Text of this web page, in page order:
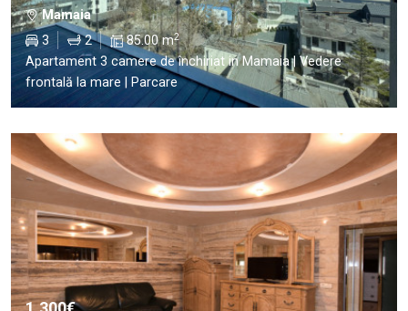
Mamaia
3
2 85.00 m2
Apartament 3 camere de închiriat in Mamaia | Vedere
frontală la mare | Parcare